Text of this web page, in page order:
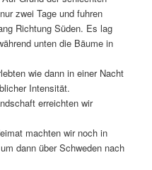
zwei Tage und fuhren
Richtung Süden. Es lag
unten die Bäume in
wie dann in einer Nacht
Intensität.
erreichten wir
machten wir noch in
dann über Schweden nach